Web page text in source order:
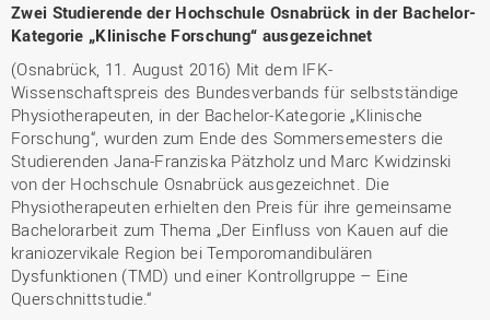
Zwei Studierende der Hochschule Osnabrück in der Bachelor-
Kategorie „Klinische Forschung“ ausgezeichnet
(Osnabrück, 11. August 2016) Mit dem IFK-
Wissenschaftspreis des Bundesverbands für selbstständige
Physiotherapeuten, in der Bachelor-Kategorie „Klinische
Forschung“, wurden zum Ende des Sommersemesters die
Studierenden Jana-Franziska Pätzholz und Marc Kwidzinski
von der Hochschule Osnabrück ausgezeichnet. Die
Physiotherapeuten erhielten den Preis für ihre gemeinsame
Bachelorarbeit zum Thema „Der Einfluss von Kauen auf die
kraniozervikale Region bei Temporomandibulären
Dysfunktionen (TMD) und einer Kontrollgruppe – Eine
Querschnittstudie.“